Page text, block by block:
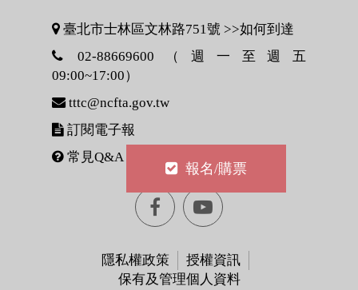
報名/購票
臺北市士林區文林路751號 >>如何到達
02-88669600（週一至週五
09:00~17:00）
tttc@ncfta.gov.tw
訂閱電子報
常見Q&A
Facebook[另
視
youtube[另
視
隱私權政策
授權資訊
保有及管理個人資料